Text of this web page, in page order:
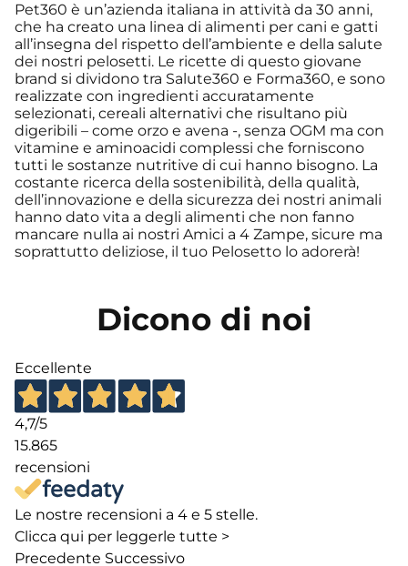
Pet360 è un’azienda italiana in attività da 30 anni,
che ha creato una linea di alimenti per cani e gatti
all’insegna del rispetto dell’ambiente e della salute
dei nostri pelosetti. Le ricette di questo giovane
brand si dividono tra Salute360 e Forma360, e sono
realizzate con ingredienti accuratamente
selezionati, cereali alternativi che risultano più
digeribili – come orzo e avena -, senza OGM ma con
vitamine e aminoacidi complessi che forniscono
tutti le sostanze nutritive di cui hanno bisogno. La
costante ricerca della sostenibilità, della qualità,
dell’innovazione e della sicurezza dei nostri animali
hanno dato vita a degli alimenti che non fanno
mancare nulla ai nostri Amici a 4 Zampe, sicure ma
soprattutto deliziose, il tuo Pelosetto lo adorerà!
Dicono di noi
Eccellente
4,7/5
15.865
recensioni
Le nostre recensioni a 4 e 5 stelle.
Clicca qui per leggerle tutte >
Precedente Successivo